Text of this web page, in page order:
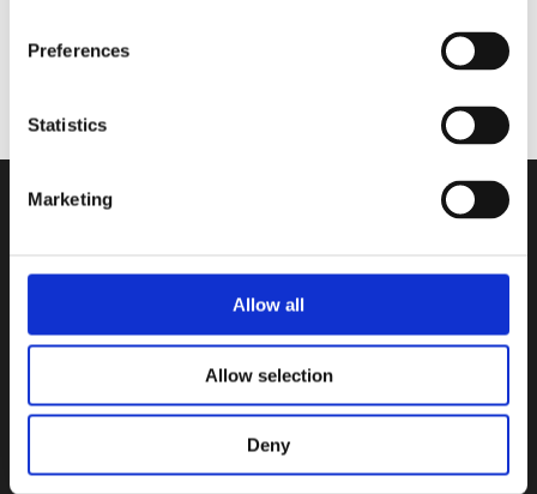
Preferences
Statistics
Marketing
Allow all
Allow selection
Deny
juli 2026
maj 2026
februari 2026
Nyheter